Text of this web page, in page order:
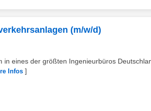
(m/w/d)
eines der größten Ingenieurbüros
Infos ]